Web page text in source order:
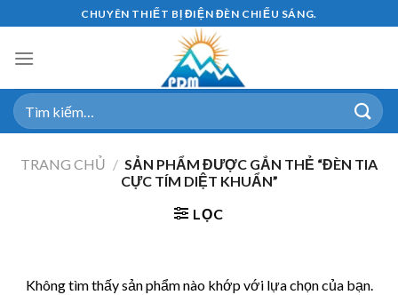
to
content
CHUYÊN THIẾT BỊ ĐIỆN ĐÈN CHIẾU SÁNG.
Tìm
kiếm:
TRANG CHỦ / SẢN PHẨM ĐƯỢC GẮN THẺ “ĐÈN TIA
CỰC TÍM DIỆT KHUẨN”
LỌC
Không tìm thấy sản phẩm nào khớp với lựa chọn của bạn.